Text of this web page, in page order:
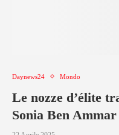
Daynews24 Mondo
Le nozze d’élite
Sonia Ben Ammar